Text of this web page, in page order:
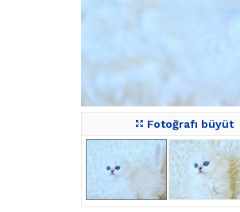
Fotoğrafı büyüt